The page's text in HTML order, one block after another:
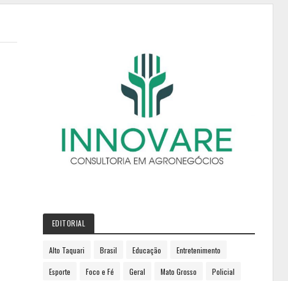
EDITORIAL
Alto Taquari Brasil Educação Entretenimento
Esporte Foco e Fé Geral Mato Grosso Policial